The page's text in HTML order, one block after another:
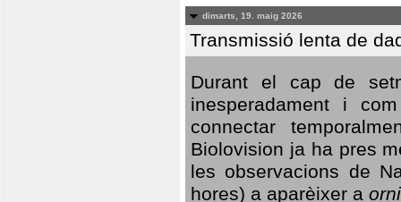
dimarts, 19. maig 2026
Transmissió lenta de
Durant el cap de
inesperadament i
connectar
Biolovision ja ha pres
les observacions de
hores) a aparèixer a